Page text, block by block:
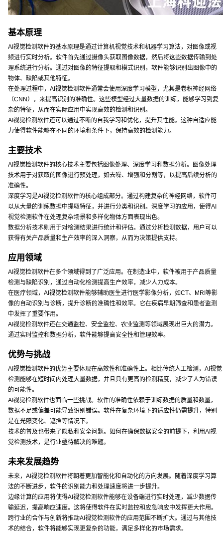
基本原理
AI视觉检测软件的基本原理是通过计算机视觉技术和机器学习算法，对图像或视
频进行实时分析。软件首先通过摄像头获取图像数据，然后将这些数据传输到处
理系统进行分析。通过对图像的特征提取和模式识别，软件能够识别出图像中的
物体、缺陷或其他特征。
在处理过程中，AI视觉检测软件通常会使用深度学习模型，尤其是卷积神经网络
（CNN），来提高识别的准确性。这些模型经过大量数据的训练，能够学习到复
杂的特征，从而在实际应用中实现高效的检测和识别。
AI视觉检测软件还可以通过不断的自我学习和优化，提升其性能。这种自适应能
力使得软件能够在不同的环境和条件下，保持高效的检测能力。
主要技术
AI视觉检测软件的核心技术主要包括图像处理、深度学习和数据分析。图像处理
技术用于对获取的图像进行预处理，如去噪、增强和分割等，以提高后续分析的
准确性。
深度学习是AI视觉检测软件的核心组成部分。通过构建复杂的神经网络，软件可
以从大量的训练数据中提取特征，并进行分类和识别。深度学习的应用，使得AI
视觉检测软件在处理复杂场景和多样化物体方面表现出色。
数据分析技术则用于对检测结果进行统计和评估。通过分析检测数据，用户可以
获得有关产品质量和生产效率的深入洞察，从而为决策提供支持。
应用领域
AI视觉检测软件在多个领域得到了广泛应用。在制造业中，软件被用于产品质量
检测与缺陷识别，通过自动化检测提高生产效率，减少人力成本。
在医疗领域，AI视觉检测软件能够辅助医生进行医学影像分析，如CT、MRI等影
像的自动识别与诊断，提升诊断的准确性和效率。它在疾病早期筛查和患者监测
中发挥了重要作用。
AI视觉检测软件还在交通监控、安全监控、农业监测等领域展现出巨大的潜力。
通过实时监控和数据分析，软件能够提高安全性和管理效率。
优势与挑战
AI视觉检测软件的优势主要体现在高效性和准确性上。相比传统人工检测，AI视觉
检测能够在短时间内处理大量数据，并且具有更高的检测精度，减少了人为错误
的可能性。
AI视觉检测软件也面临一些挑战。软件的准确性依赖于训练数据的质量和数量，
数据不足或偏差可能导致识别错误。软件在复杂环境下的适应性仍需提升，特别
是在光照变化、遮挡等情况下。
技术的普及也带来了隐私和安全问题。如何在确保数据安全的前提下，利用AI视
觉检测技术，是行业亟待解决的难题。
未来发展趋势
未来，AI视觉检测软件将朝着更加智能化和自动化的方向发展。随着深度学习算
法的不断进步，软件的识别能力和处理速度将进一步提升。
边缘计算的应用将使得AI视觉检测软件能够在设备端进行实时处理，减少数据传
输延迟，提高响应速度。这将使得软件在实时监控和应急响应中发挥更大作用。
跨行业的合作与创新将推动AI视觉检测软件的应用范围不断扩大。通过与其他技
术的结合，软件将能够实现更复杂的功能，满足多样化的市场需求。